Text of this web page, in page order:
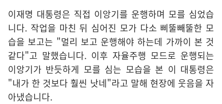
이재명 대통령은 직접 이앙기를 운행하며 모를 심었습
니다. 작업을 마친 뒤 심어진 모가 다소 삐뚤빼뚤한 모
습을 보고는 "멀리 보고 운행해야 하는데 가까이 본 것
같다"고 말했습니다. 이후 자율주행 모드로 운행되는
이앙기가 반듯하게 모를 심는 모습을 본 이 대통령은
"내가 한 것보다 훨씬 낫네"라고 말해 현장에 웃음을 자
아냈습니다.